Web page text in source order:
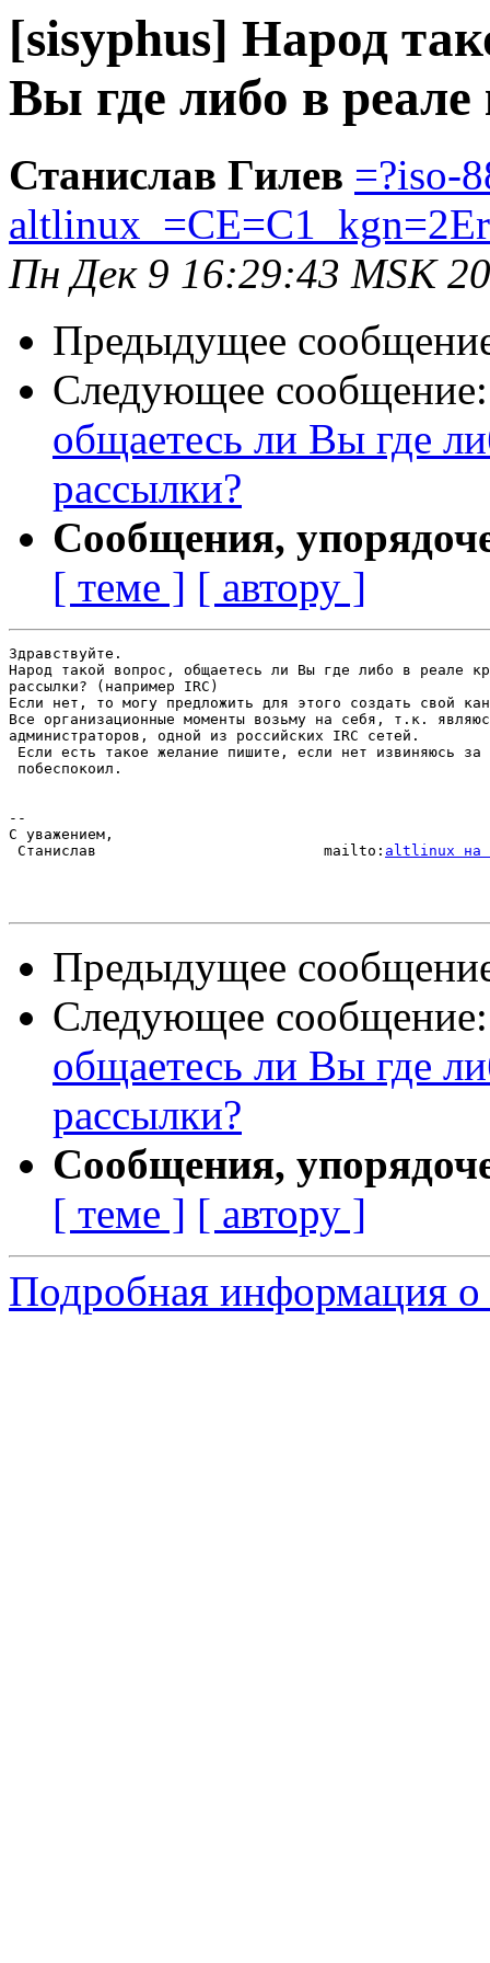
[sisyphus] Народ
Вы где либо в
Станислав Гилев =?iso-
Пн Дек 9 16:29:43 MSK
Предыдущее
Следующее
общаетесь ли Вы где
рассылки?
Сообщения,
[ теме ] [ автору ]
Здравствуйте.
Народ такой вопрос, общаетесь ли Вы где либо в реале
рассылки? (например IRC)
Если нет, то могу предложить для этого создать свой
Все организационные моменты возьму на себя, т.к.
администраторов, одной из российских IRC сетей.
Если есть такое желание пишите, если нет извиняюсь за
побеспокоил.
--
С уважением,
Станислав                          mailto: altlinux на
Предыдущее
Следующее
общаетесь ли Вы где
рассылки?
Сообщения,
[ теме ] [ автору ]
Подробная информация о